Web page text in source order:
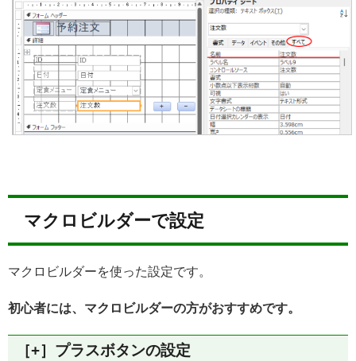
マクロビルダーで設定
マクロビルダーを使った設定です。
初心者には、マクロビルダーの方がおすすめです。
［+］プラスボタンの設定